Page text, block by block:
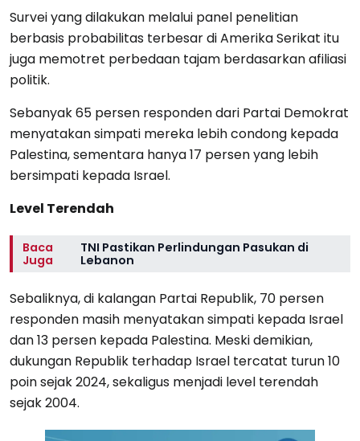
Survei yang dilakukan melalui panel penelitian
berbasis probabilitas terbesar di Amerika Serikat itu
juga memotret perbedaan tajam berdasarkan afiliasi
politik.
Sebanyak 65 persen responden dari Partai Demokrat
menyatakan simpati mereka lebih condong kepada
Palestina, sementara hanya 17 persen yang lebih
bersimpati kepada Israel.
Level Terendah
Baca
Juga
TNI Pastikan Perlindungan Pasukan di
Lebanon
Sebaliknya, di kalangan Partai Republik, 70 persen
responden masih menyatakan simpati kepada Israel
dan 13 persen kepada Palestina. Meski demikian,
dukungan Republik terhadap Israel tercatat turun 10
poin sejak 2024, sekaligus menjadi level terendah
sejak 2004.